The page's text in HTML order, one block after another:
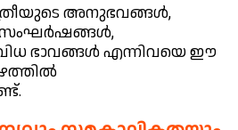
അനുഭവങ്ങൾ,
സംഘർഷങ്ങൾ,
ഭാവങ്ങൾ എന്നിവയെ ഈ